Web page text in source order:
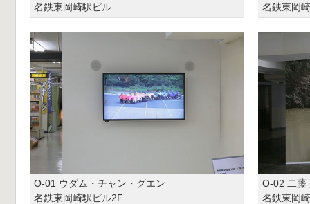
名鉄東岡崎駅ビル 名鉄東岡
O-01 ウダム・チャン・グエン
名鉄東岡崎駅ビル2F
O-02 二藤
名鉄東岡